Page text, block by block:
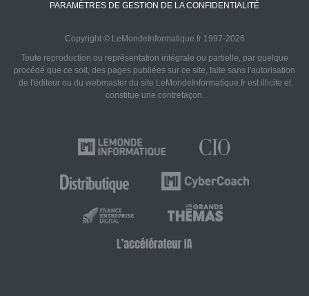
PARAMÈTRES DE GESTION DE LA CONFIDENTIALITÉ
Copyright © LeMondeInformatique.fr 1997-2026
Toute reproduction ou représentation intégrale ou partielle, par quelque
procédé que ce soit, des pages publiées sur ce site, faite sans l'autorisation
de l'éditeur ou du webmaster du site LeMondeInformatique.fr est illicite et
constitue une contrefaçon.